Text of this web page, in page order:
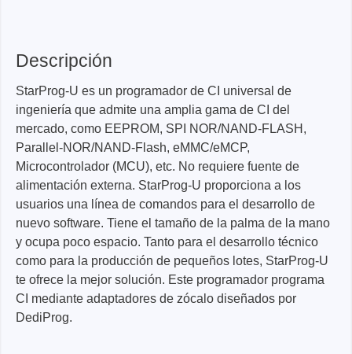
Descripción
StarProg-U es un programador de CI universal de
ingeniería que admite una amplia gama de CI del
mercado, como EEPROM, SPI NOR/NAND-FLASH,
Parallel-NOR/NAND-Flash, eMMC/eMCP,
Microcontrolador (MCU), etc. No requiere fuente de
alimentación externa. StarProg-U proporciona a los
usuarios una línea de comandos para el desarrollo de
nuevo software. Tiene el tamaño de la palma de la mano
y ocupa poco espacio. Tanto para el desarrollo técnico
como para la producción de pequeños lotes, StarProg-U
te ofrece la mejor solución. Este programador programa
CI mediante adaptadores de zócalo diseñados por
DediProg.